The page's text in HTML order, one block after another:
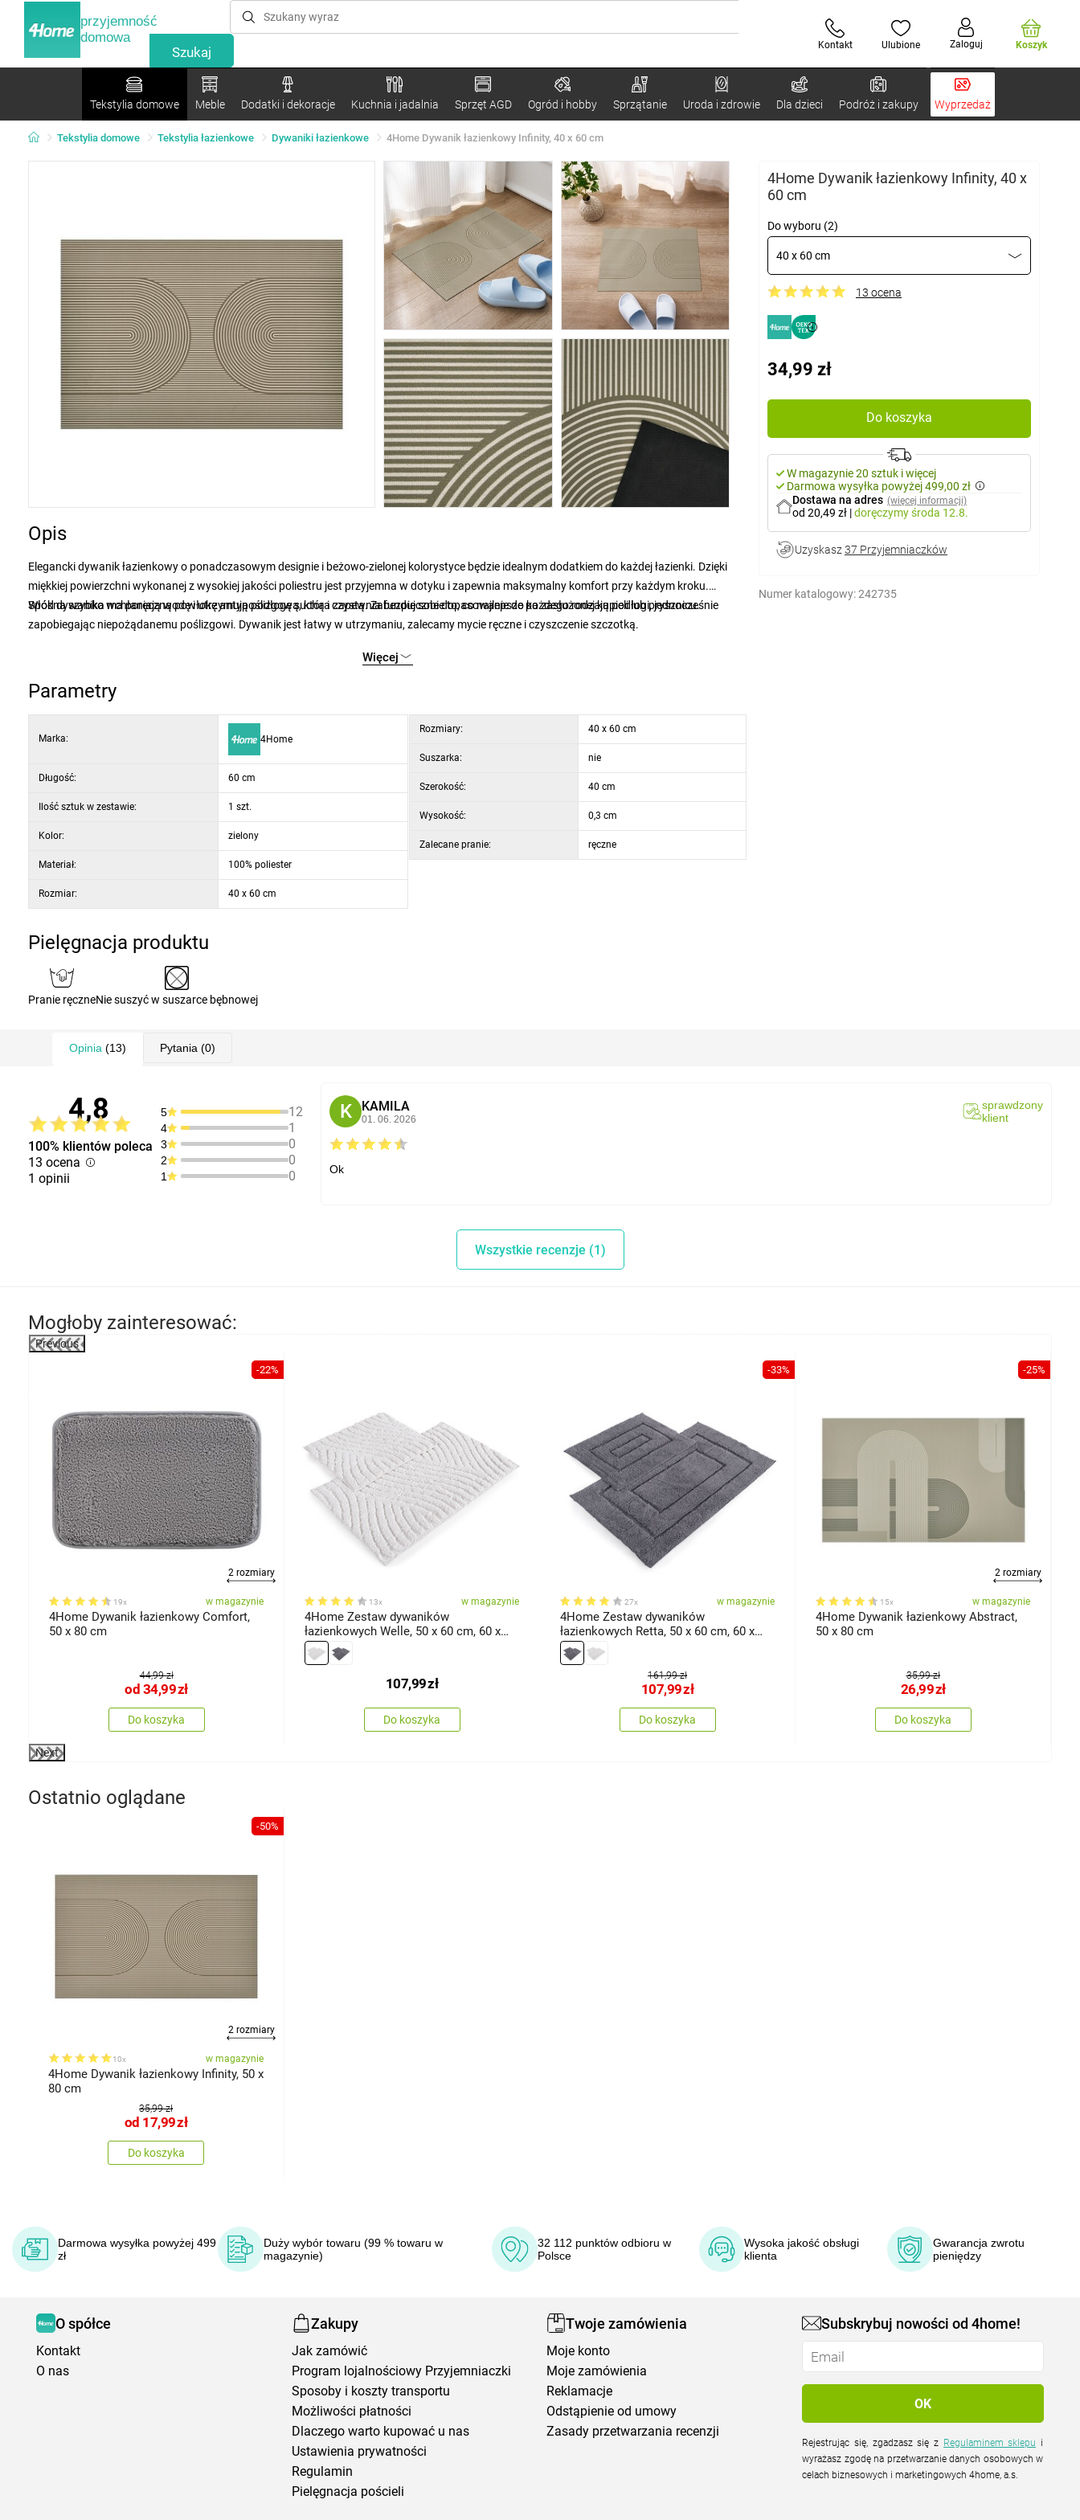
przyjemność
domowa
Kontakt Ulubione Zaloguj Koszyk
Tekstylia domowe Meble Dodatki i dekoracje Kuchnia i jadalnia Sprzęt AGD Ogród i hobby Sprzątanie Uroda i zdrowie Dla dzieci Podróż i zakupy Wyprzedaż
Tekstylia domowe Tekstylia łazienkowe Dywaniki łazienkowe 4Home Dywanik łazienkowy Infinity, 40 x 60 cm
4Home Dywanik łazienkowy Infinity, 40 x
60 cm
Do wyboru (2)
40 x 60 cm
13 ocena
34,99 zł
Do koszyka
W magazynie 20 sztuk i więcej
Darmowa wysyłka powyżej 499,00 zł
Dostawa na adres (więcej informacji)
od 20,49 zł |doręczymyśroda 12.8.
Uzyskasz 37 Przyjemniaczków
Numer katalogowy:242735
Opis
Elegancki dywanik łazienkowy o ponadczasowym designie i beżowo-zielonej kolorystyce będzie idealnym dodatkiem do każdej łazienki. Dzięki
miękkiej powierzchni wykonanej z wysokiej jakości poliestru jest przyjemna w dotyku i zapewnia maksymalny komfort przy każdym kroku.
Włókna szybko wchłaniają wodę i utrzymują podłogę suchą i czystą. Zafunduj sobie to, co najlepsze po zasłużonej kąpieli lub prysznicu.
Spód dywanika ma poręczną powłokę antypoślizgową, która zapewnia bezpieczne dopasowanie do każdego rodzaju podłogi, jednocześnie
zapobiegając niepożądanemu poślizgowi. Dywanik jest łatwy w utrzymaniu, zalecamy mycie ręczne i czyszczenie szczotką.
Więcej
Parametry
Marka: 4Home
Długość: 60 cm
Ilość sztuk w zestawie: 1 szt.
Kolor: zielony
Materiał: 100% poliester
Rozmiar: 40 x 60 cm
Rozmiary: 40 x 60 cm
Suszarka: nie
Szerokość: 40 cm
Wysokość: 0,3 cm
Zalecane pranie: ręczne
Pielęgnacja produktu
Pranie ręczneNie suszyć w suszarce bębnowej
Opinia (13) Pytania (0)
4,8
100% klientów poleca
13 ocena
1 opinii
5 12
4 1
3 0
2 0
1 0
K KAMILA
01. 06. 2026
sprawdzony
klient
Ok
Wszystkie recenzje (1)
Mogłoby zainteresować:
Previous
-22%
2 rozmiary
19x w magazynie
4Home Dywanik łazienkowy Comfort,
50 x 80 cm
44,99 zł
od 34,99zł
Do koszyka
13x w magazynie
4Home Zestaw dywaników
łazienkowych Welle, 50 x 60 cm, 60 x
100 cm
107,99zł
Do koszyka
-33%
27x w magazynie
4Home Zestaw dywaników
łazienkowych Retta, 50 x 60 cm, 60 x
100 cm
161,99 zł
107,99zł
Do koszyka
-25%
2 rozmiary
15x w magazynie
4Home Dywanik łazienkowy Abstract,
50 x 80 cm
35,99 zł
26,99zł
Do koszyka
Next
Ostatnio oglądane
-50%
2 rozmiary
10x w magazynie
4Home Dywanik łazienkowy Infinity, 50 x
80 cm
35,99 zł
od 17,99zł
Do koszyka
Darmowa wysyłka powyżej 499
zł
Duży wybór towaru (99 % towaru w
magazynie)
32 112 punktów odbioru w
Polsce
Wysoka jakość obsługi
klienta
Gwarancja zwrotu
pieniędzy
O spółce
Kontakt
O nas
Zakupy
Jak zamówić
Program lojalnościowy Przyjemniaczki
Sposoby i koszty transportu
Możliwości płatności
Dlaczego warto kupować u nas
Ustawienia prywatności
Regulamin
Pielęgnacja pościeli
Twoje zamówienia
Moje konto
Moje zamówienia
Reklamacje
Odstąpienie od umowy
Zasady przetwarzania recenzji
Subskrybuj nowości od 4home!
Rejestrując się, zgadzasz się z Regulaminem sklepu
wyrażasz zgodę na przetwarzanie danych osobowych w
celach biznesowych i marketingowych 4home, a.s.